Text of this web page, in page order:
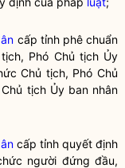
cấp tỉnh phê chuẩn
Phó Chủ tịch Ủy
Chủ tịch, Phó Chủ
tịch Ủy ban nhân
cấp tỉnh quyết định
người đứng đầu,